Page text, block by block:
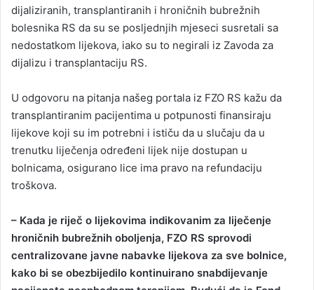
dijaliziranih, transplantiranih i hroničnih bubrežnih
bolesnika RS da su se posljednjih mjeseci susretali sa
nedostatkom lijekova, iako su to negirali iz Zavoda za
dijalizu i transplantaciju RS.
U odgovoru na pitanja našeg portala iz FZO RS kažu da
transplantiranim pacijentima u potpunosti finansiraju
lijekove koji su im potrebni i ističu da u slučaju da u
trenutku liječenja određeni lijek nije dostupan u
bolnicama, osigurano lice ima pravo na refundaciju
troškova.
– Kada je riječ o lijekovima indikovanim za liječenje
hroničnih bubrežnih oboljenja, FZO RS sprovodi
centralizovane javne nabavke lijekova za sve bolnice,
kako bi se obezbijedilo kontinuirano snabdijevanje